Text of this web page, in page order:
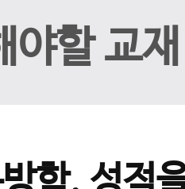
야할 교재